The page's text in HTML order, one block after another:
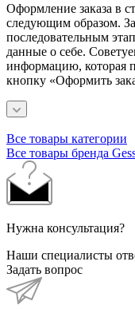
Оформление заказа в
следующим образом.
последовательным
данные о себе.
информацию, которая
кнопку «Оформить
Все товары категории
Все товары бренда
Нужна консультация?
Наши специалисты
Задать вопрос